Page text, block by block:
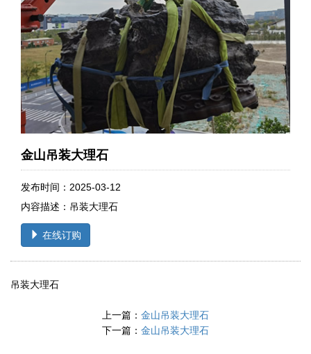
金山吊装大理石
发布时间：2025-03-12
内容描述：吊装大理石
在线订购
吊装大理石
上一篇： 金山吊装大理石
下一篇： 金山吊装大理石